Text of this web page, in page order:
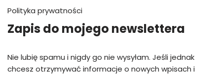
Polityka prywatności
Zapis do mojego newslettera
Nie lubię spamu i nigdy go nie wysyłam. Jeśli jednak
chcesz otrzymywać informacje o nowych wpisach i